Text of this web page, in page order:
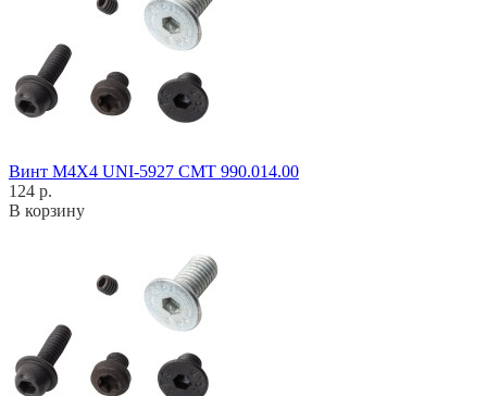
Винт M4X4 UNI-5927 CMT 990.014.00
124 р.
В корзину